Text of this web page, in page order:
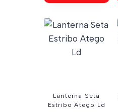
Lanterna Seta
Estribo Atego Ld